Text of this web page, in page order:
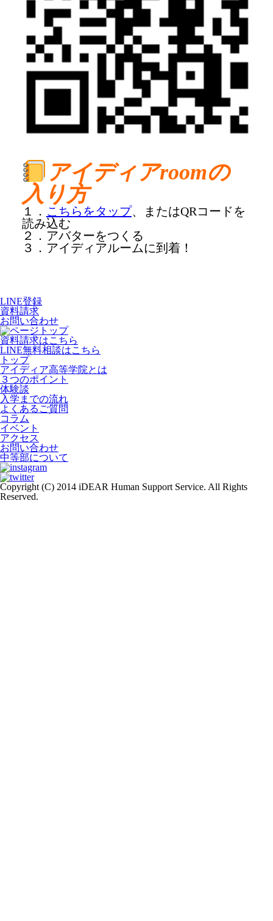
アイディアroomの
入り方
１． こちらをタップ、またはQRコードを
読み込む
２．アバターをつくる
３．アイディアルームに到着！
LINE登録
資料請求
お問い合わせ
資料請求はこちら
LINE無料相談はこちら
トップ
アイディア高等学院とは
３つのポイント
体験談
入学までの流れ
よくあるご質問
コラム
イベント
アクセス
お問い合わせ
中等部について
Copyright (C) 2014 iDEAR Human Support Service. All Rights
Reserved.